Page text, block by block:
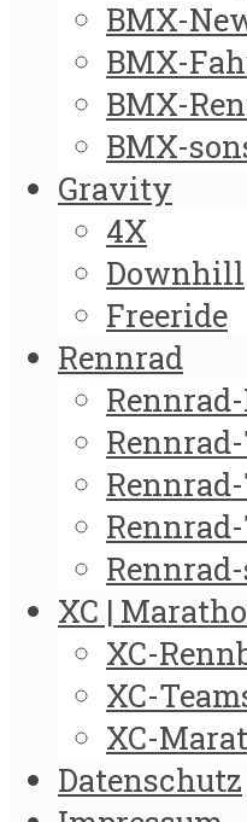
BMX-
BMX-
BMX-
BMX-
Gravity
4X
Downhill
Freeride
Rennrad
XC |
XC-
XC-
XC-
Datenschutz